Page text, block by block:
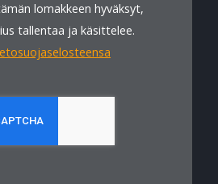
lomakkeen hyväksyt,
tallentaa ja käsittelee.